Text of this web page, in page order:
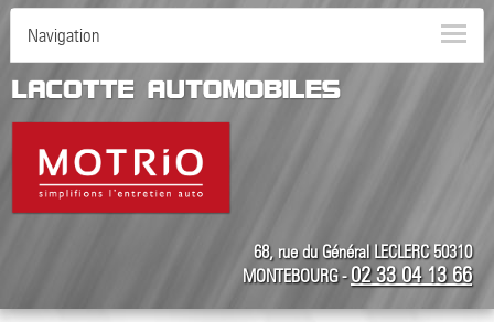
Navigation
68, rue du Général LECLERC 50310
MONTEBOURG -02 33 04 13 66